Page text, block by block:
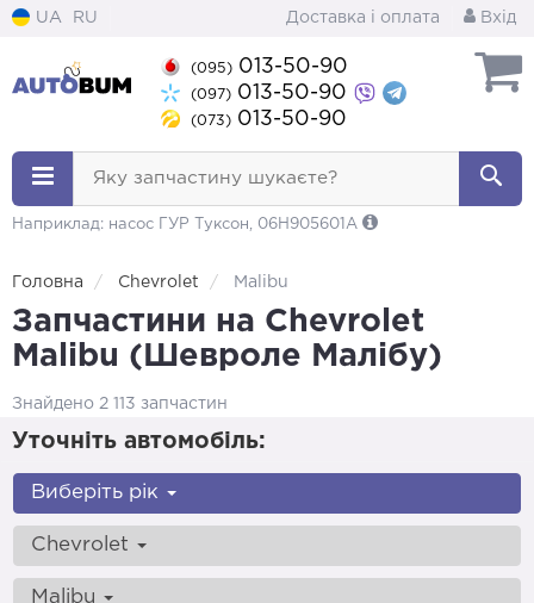
UA RU Доставка і оплата Вхід
(095) 013-50-90
(097) 013-50-90
(073) 013-50-90
Яку запчастину шукаєте?
Наприклад: насос ГУР Туксон, 06H905601A
Головна Chevrolet Malibu
Запчастини на Chevrolet
Malibu (Шевроле Малібу)
Знайдено 2 113 запчастин
Уточніть автомобіль:
Виберіть рік
Chevrolet
Malibu